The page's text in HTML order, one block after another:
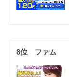
8位 ファム